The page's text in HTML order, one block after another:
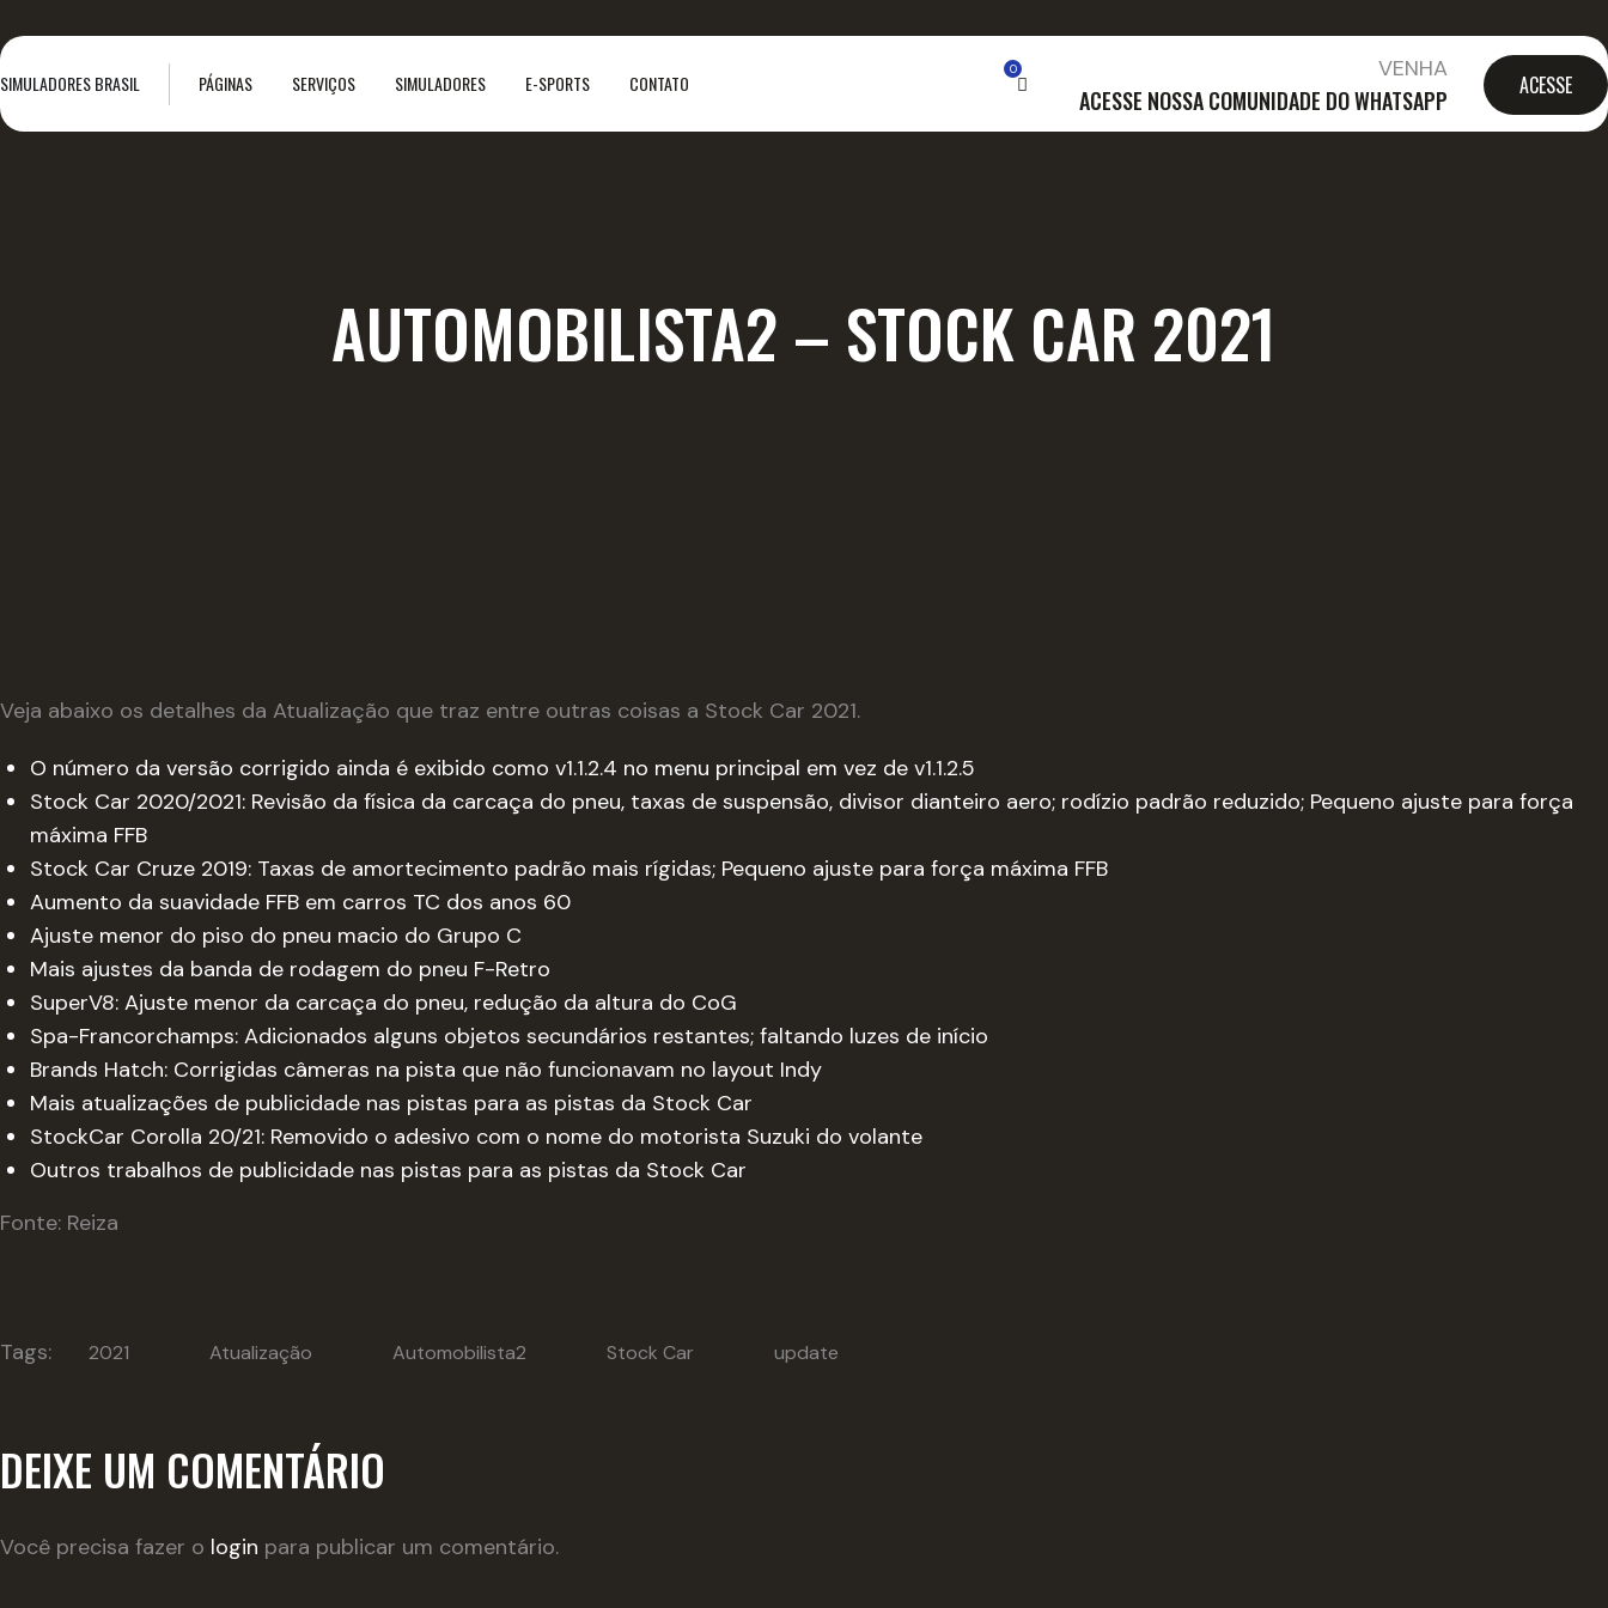
SIMULADORES BRASIL
VENHA
ACESSE NOSSA COMUNIDADE DO WHATSAPP ACESSE
0
PÁGINAS SERVIÇOS SIMULADORES E-SPORTS CONTATO
AUTOMOBILISTA2 – STOCK CAR 2021
Veja abaixo os detalhes da Atualização que traz entre outras coisas a Stock Car 2021.
O número da versão corrigido ainda é exibido como v1.1.2.4 no menu principal em vez de v1.1.2.5
Stock Car 2020/2021: Revisão da física da carcaça do pneu, taxas de suspensão, divisor dianteiro aero; rodízio padrão reduzido; Pequeno ajuste para força
máxima FFB
Stock Car Cruze 2019: Taxas de amortecimento padrão mais rígidas; Pequeno ajuste para força máxima FFB
Aumento da suavidade FFB em carros TC dos anos 60
Ajuste menor do piso do pneu macio do Grupo C
Mais ajustes da banda de rodagem do pneu F-Retro
SuperV8: Ajuste menor da carcaça do pneu, redução da altura do CoG
Spa-Francorchamps: Adicionados alguns objetos secundários restantes; faltando luzes de início
Brands Hatch: Corrigidas câmeras na pista que não funcionavam no layout Indy
Mais atualizações de publicidade nas pistas para as pistas da Stock Car
StockCar Corolla 20/21: Removido o adesivo com o nome do motorista Suzuki do volante
Outros trabalhos de publicidade nas pistas para as pistas da Stock Car
Fonte: Reiza
Tags: 2021 Atualização Automobilista2 Stock Car update
DEIXE UM COMENTÁRIO
Você precisa fazer o login para publicar um comentário.